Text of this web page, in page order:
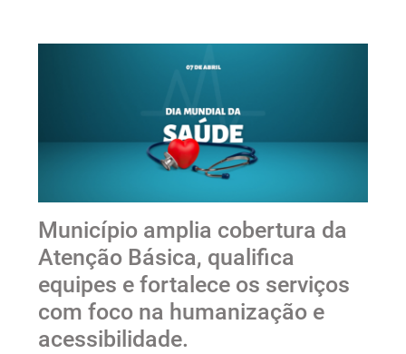
Município amplia cobertura da
Atenção Básica, qualifica
equipes e fortalece os serviços
com foco na humanização e
acessibilidade.